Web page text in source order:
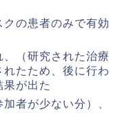
の患者のみで有効
（研究された治療
たため、後に行わ
が出た
者が少ない分）、